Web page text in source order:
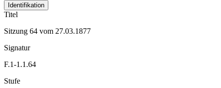
Identifikation
Titel
Sitzung 64 vom 27.03.1877
Signatur
F.1-1.1.64
Stufe